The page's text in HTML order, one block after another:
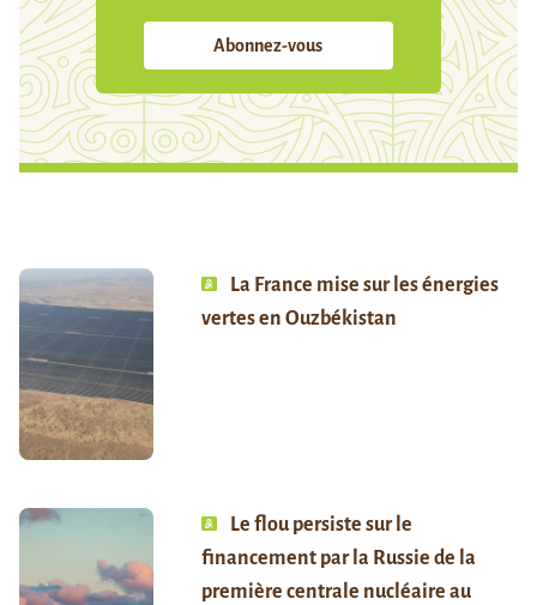
Abonnez-vous
La France mise sur les énergies
vertes en Ouzbékistan
Le flou persiste sur le
financement par la Russie de la
première centrale nucléaire au